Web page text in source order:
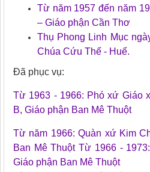
Từ năm 1957 đến năm
– Giáo phận Cần Thơ
Thụ Phong Linh Mục
Chúa Cứu Thế - Huế.
Đã phục vụ:
Từ 1963 - 1966: Phó xứ Giáo
B, Giáo phận Ban Mê Thuột
Từ năm 1966: Quàn xứ Kim
Ban Mê Thuột Từ 1966 -
Giáo phận Ban Mê Thuột